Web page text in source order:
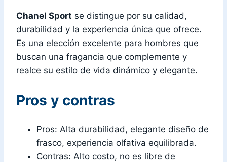
Chanel Sport se distingue por su calidad,
durabilidad y la experiencia única que ofrece.
Es una elección excelente para hombres que
buscan una fragancia que complemente y
realce su estilo de vida dinámico y elegante.
Pros y contras
Pros: Alta durabilidad, elegante diseño de
frasco, experiencia olfativa equilibrada.
Contras: Alto costo, no es libre de